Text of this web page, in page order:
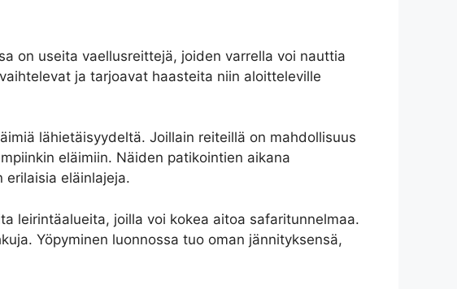
on useita vaellusreittejä, joiden varrella voi nauttia
ja tarjoavat haasteita niin aloitteleville
lähietäisyydeltä. Joillain reiteillä on mahdollisuus
eläimiin. Näiden patikointien aikana
eläinlajeja.
leirintäalueita, joilla voi kokea aitoa safaritunnelmaa.
Yöpyminen luonnossa tuo oman jännityksensä,